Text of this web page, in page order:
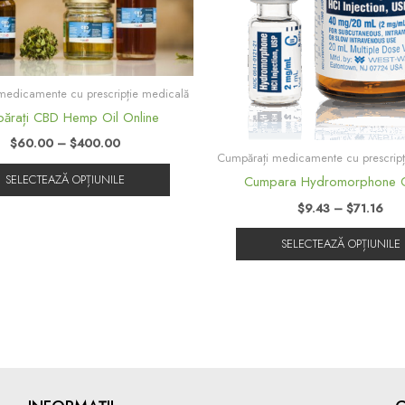
cu prescripție medicală
CBD Hemp Oil Online
$60.00 – $400.00
SELECTEAZĂ OPȚIUNILE
variații.
pot
fi
alese
produsului.Cumpărați medicamente cu
Cumpara Hydromorphone
$9.43 – $71.16
SELECTEAZĂ OPȚIUNILE